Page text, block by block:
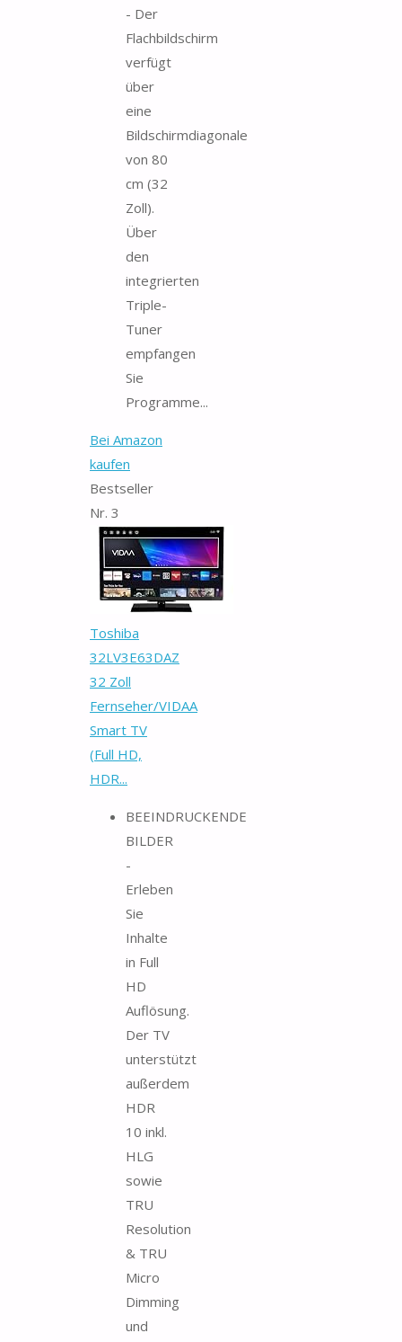
- Der
Flachbildschirm
verfügt
über
eine
Bildschirmdiagonale
von 80
cm (32
Zoll).
Über
den
integrierten
Triple-
Tuner
empfangen
Sie
Programme...
Bei Amazon
kaufen
Bestseller
Nr. 3
Toshiba
32LV3E63DAZ
32 Zoll
Fernseher/VIDAA
Smart TV
(Full HD,
HDR...
BEEINDRUCKENDE
BILDER
-
Erleben
Sie
Inhalte
in Full
HD
Auflösung.
Der TV
unterstützt
außerdem
HDR
10 inkl.
HLG
sowie
TRU
Resolution
& TRU
Micro
Dimming
und